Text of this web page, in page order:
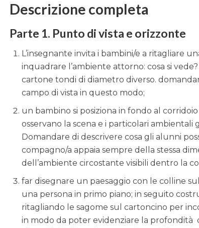
Descrizione completa
Parte 1. Punto di vista e orizzonte
L’insegnante invita i bambini/e a ritagliare
inquadrare l’ambiente attorno: cosa si
cartone tondi di diametro diverso.
campo di vista in questo modo;
un bambino si posiziona in fondo al
osservano la scena e i particolari
Domandare di descrivere cosa gli alunni
compagno/a appaia sempre della stessa
dell’ambiente circostante visibili dentro la
far disegnare un paesaggio con le colline
una persona in primo piano; in seguito
ritagliando le sagome sul cartoncino per
in modo da poter evidenziare la profondità